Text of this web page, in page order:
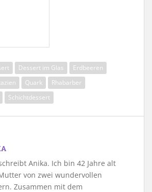
Dessert im Glas
Erdbeeren
Quark
Rhabarber
Schichtdessert
Anika. Ich bin 42 Jahre alt
von zwei wundervollen
Zusammen mit dem